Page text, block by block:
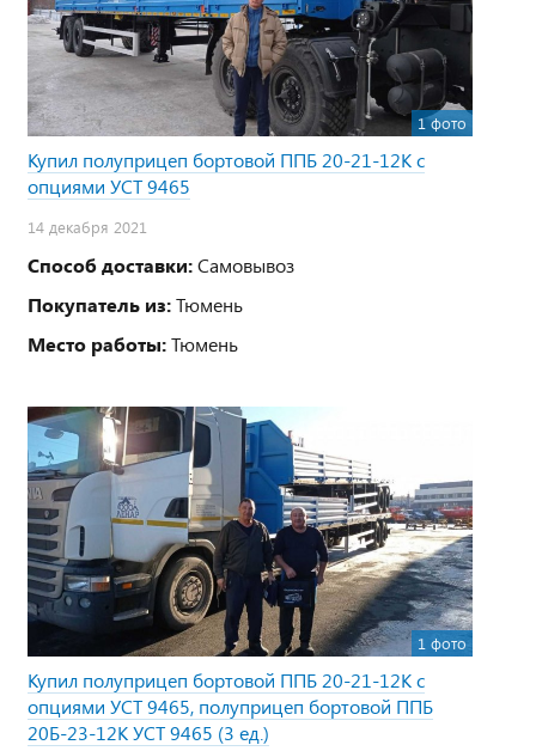
1 фото
Купил полуприцеп бортовой ППБ 20-21-12К с
опциями УСТ 9465
14 декабря 2021
Способ доставки:Самовывоз
Покупатель из:Тюмень
Место работы:Тюмень
1 фото
Купил полуприцеп бортовой ППБ 20-21-12К с
опциями УСТ 9465, полуприцеп бортовой ППБ
20Б-23-12К УСТ 9465 (3 ед.)